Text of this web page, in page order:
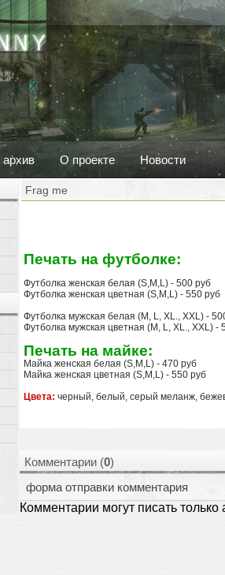
О проекте Новости
Frag me
Печать на футболке:
Футболка женская белая (S,M,L) - 500 руб
Футболка женская цветная (S,M,L) - 550 руб
Футболка мужская белая (M, L, XL., XXL) -
Футболка мужская цветная (M, L, XL., XXL) -
Печать на майке:
Майка женская белая (S,M,L) - 470 руб
Майка женская цветная (S,M,L) - 550 руб
Цвета: черный, белый, серый меланж,
Комментарии (0)
форма отправки комментария
Комментарии могут писать